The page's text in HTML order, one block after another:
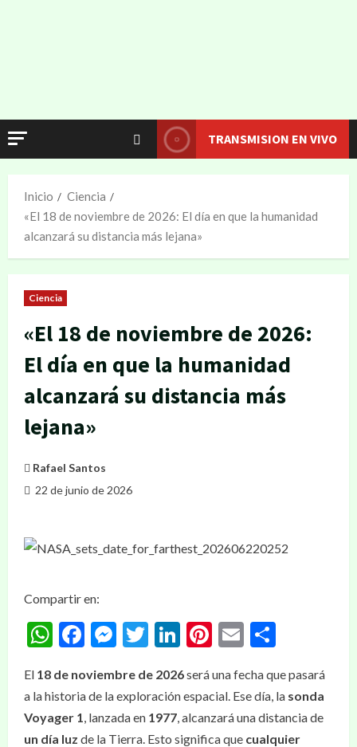
TRANSMISION EN VIVO
Inicio
Ciencia
«El 18 de noviembre de 2026: El día en que la humanidad
alcanzará su distancia más lejana»
Ciencia
«El 18 de noviembre de 2026:
El día en que la humanidad
alcanzará su distancia más
lejana»
Rafael Santos
22 de junio de 2026
Compartir en:
WhatsApp
Facebook
Messenger
Twitter
LinkedIn
Pinterest
Email
El 18 de noviembre de 2026será una fecha que pasará
a la historia de la exploración espacial. Ese día, la sonda
Voyager 1, lanzada en 1977, alcanzará una distancia de
un día luz de la Tierra. Esto significa que cualquier